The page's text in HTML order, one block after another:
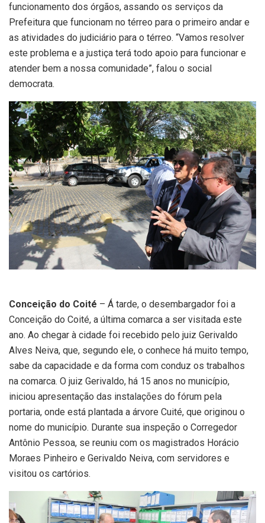
funcionamento dos órgãos, assando os serviços da
Prefeitura que funcionam no térreo para o primeiro andar e
as atividades do judiciário para o térreo. “Vamos resolver
este problema e a justiça terá todo apoio para funcionar e
atender bem a nossa comunidade”, falou o social
democrata.
Conceição do Coité – Á tarde, o desembargador foi a
Conceição do Coité, a última comarca a ser visitada este
ano. Ao chegar à cidade foi recebido pelo juiz Gerivaldo
Alves Neiva, que, segundo ele, o conhece há muito tempo,
sabe da capacidade e da forma com conduz os trabalhos
na comarca. O juiz Gerivaldo, há 15 anos no município,
iniciou apresentação das instalações do fórum pela
portaria, onde está plantada a árvore Cuité, que originou o
nome do município. Durante sua inspeção o Corregedor
Antônio Pessoa, se reuniu com os magistrados Horácio
Moraes Pinheiro e Gerivaldo Neiva, com servidores e
visitou os cartórios.